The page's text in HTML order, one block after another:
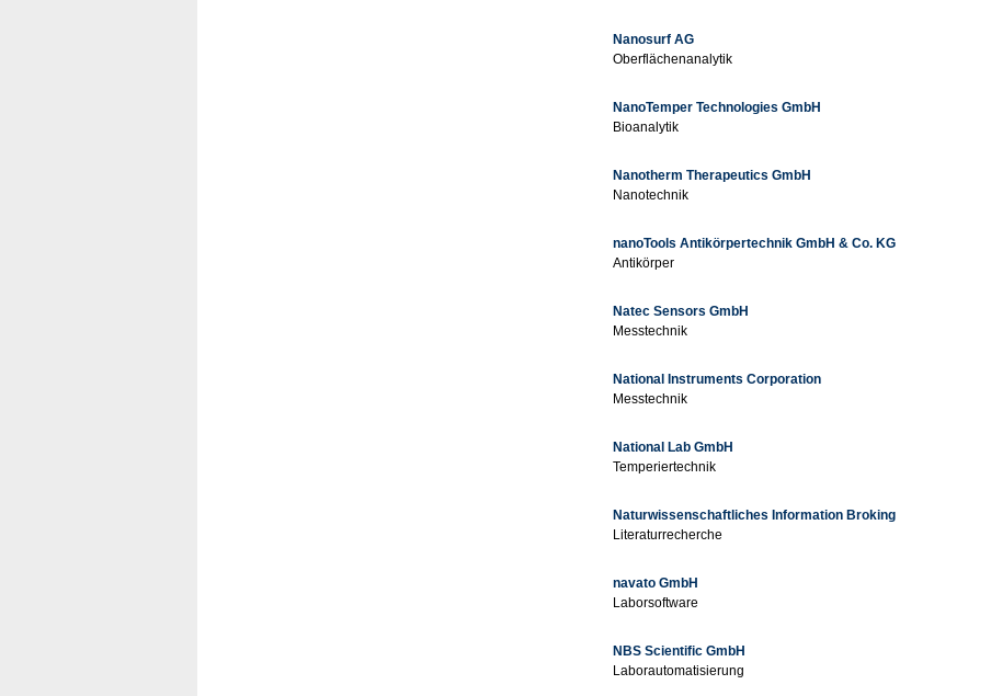
Nanosurf AG
Oberflächenanalytik
NanoTemper Technologies GmbH
Bioanalytik
Nanotherm Therapeutics GmbH
Nanotechnik
nanoTools Antikörpertechnik GmbH & Co. KG
Antikörper
Natec Sensors GmbH
Messtechnik
National Instruments Corporation
Messtechnik
National Lab GmbH
Temperiertechnik
Naturwissenschaftliches Information Broking
Literaturrecherche
navato GmbH
Laborsoftware
NBS Scientific GmbH
Laborautomatisierung